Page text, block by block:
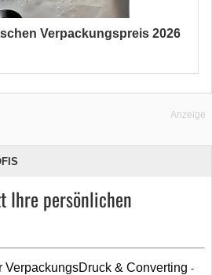
Verpackungspreis 2026
Anzeige
Ihre persönlichen
VerpackungsDruck & Converting